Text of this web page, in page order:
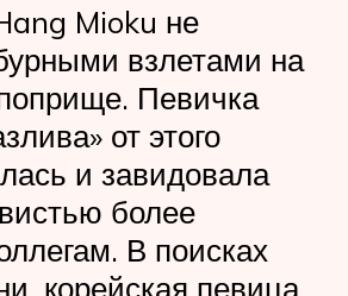
Mioku не
взлетами на
Певичка
от этого
и завидовала
более
В поисках
корейская певица